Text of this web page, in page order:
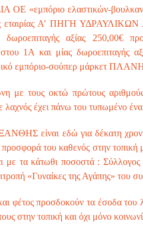
ελαστικών-
εταιρίας Α’ ΠΗΓΗ ΥΔΡΑΥΛΙΚΩΝ
δωροεπιταγής αξίας
1Α και μίας
σούπερ μάρκετ
με τους οκτώ πρώτους
έχει πάνω του τυπωμένο
είναι εδώ για δέκατη
του καθενός στην
με τα κάτωθι ποσοστά :
«Γυναίκες της Αγάπης» του
φέτος προσδοκούν τα έσοδα του
στην τοπική και όχι μόνο